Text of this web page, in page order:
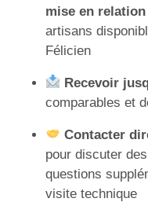
mise en
artisans
Félicien
Recevoir
comparables et
Contacter
pour discuter
questions
visite technique